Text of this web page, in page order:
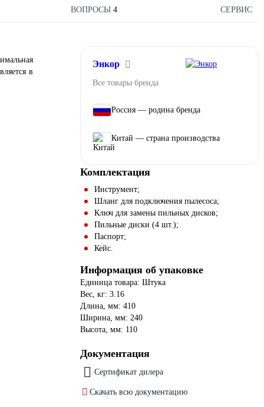
ВОПРОСЫ 4 СЕРВИС
в
Энкор
Все товары бренда
Россия — родина бренда
Китай — страна производства
Комплектация
Инструмент;
Шланг для подключения пылесоса;
Ключ для замены пильных дисков;
Пильные диски (4 шт.);
Паспорт;
Кейс.
Информация об упаковке
Единица товара: Штука
Вес, кг: 3.16
Длина, мм: 410
Ширина, мм: 240
Высота, мм: 110
Документация
Сертификат дилера
Скачать всю документацию